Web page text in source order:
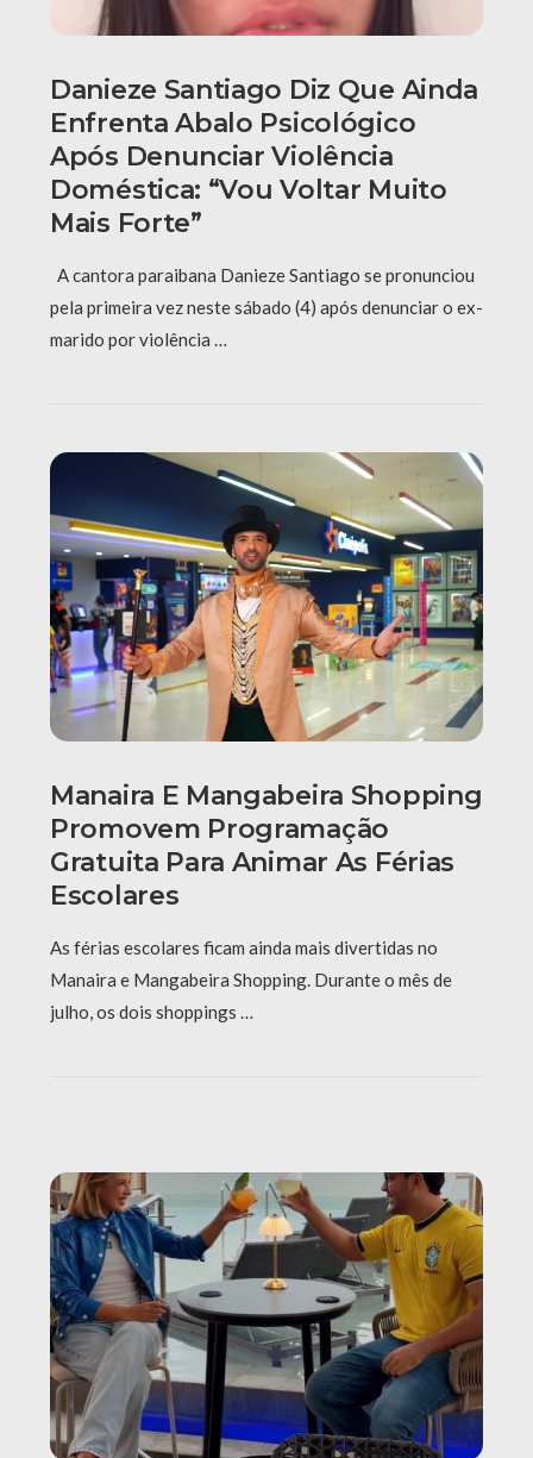
Danieze Santiago Diz Que Ainda
Enfrenta Abalo Psicológico
Após Denunciar Violência
Doméstica: “Vou Voltar Muito
Mais Forte”
A cantora paraibana Danieze Santiago se pronunciou
pela primeira vez neste sábado (4) após denunciar o ex-
marido por violência …
Manaira E Mangabeira Shopping
Promovem Programação
Gratuita Para Animar As Férias
Escolares
As férias escolares ficam ainda mais divertidas no
Manaira e Mangabeira Shopping. Durante o mês de
julho, os dois shoppings …